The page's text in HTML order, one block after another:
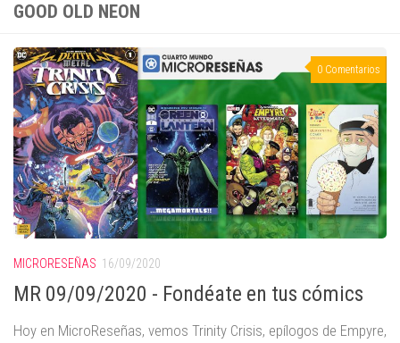
GOOD OLD NEON
0 Comentarios
MICRORESEÑAS 16/09/2020
MR 09/09/2020 - Fondéate en tus cómics
Hoy en MicroReseñas, vemos Trinity Crisis, epílogos de Empyre,